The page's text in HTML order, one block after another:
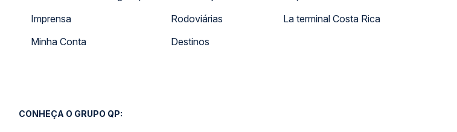
Imprensa
Minha Conta
Rodoviárias
Destinos
La terminal Costa Rica
CONHEÇA O GRUPO QP: